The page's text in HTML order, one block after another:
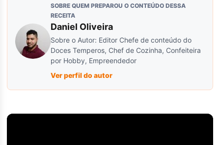
SOBRE QUEM PREPAROU O CONTEÚDO DESSA
RECEITA
Daniel Oliveira
Sobre o Autor: Editor Chefe de conteúdo do
Doces Temperos, Chef de Cozinha, Confeiteira
por Hobby, Empreendedor
Ver perfil do autor